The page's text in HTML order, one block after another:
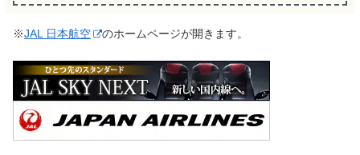
※JAL 日本航空 のホームページが開きます。